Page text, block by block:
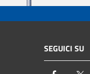
SEGUICI SU